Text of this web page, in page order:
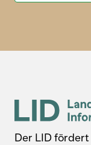
Der LID